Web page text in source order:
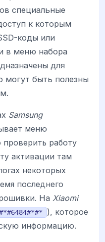
специальные
к которым
коды или
в меню набора
для
могут быть полезны
Samsung
меню
работу
активации там
некоторых
последнего
На Xiaomi
), которое
информацию.